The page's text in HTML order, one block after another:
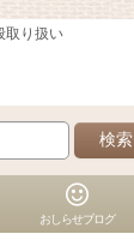
取り扱い
検索
おしらせブログ